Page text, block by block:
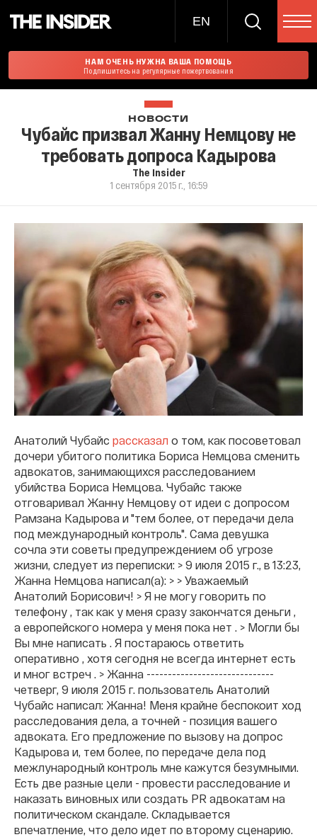
EN
НАМ ОЧЕНЬ НУЖНА ВАША ПОМОЩЬ
Подпишитесь на регулярные пожертвования
НОВОСТИ
Чубайс призвал Жанну Немцову не
требовать допроса Кадырова
The Insider
1 сентября 2015 г., 16:59
Анатолий Чубайс рассказал о том, как посоветовал
дочери убитого политика Бориса Немцова сменить
адвокатов, занимающихся расследованием
убийства Бориса Немцова. Чубайс также
отговаривал Жанну Немцову от идеи с допросом
Рамзана Кадырова и "тем более, от передачи дела
под международный контроль". Сама девушка
сочла эти советы предупреждением об угрозе
жизни, следует из переписки: > 9 июля 2015 г., в 13:23,
Жанна Немцова написал(а): > > Уважаемый
Анатолий Борисович! > Я не могу говорить по
телефону , так как у меня сразу закончатся деньги ,
а европейского номера у меня пока нет . > Могли бы
Вы мне написать . Я постараюсь ответить
оперативно , хотя сегодня не всегда интернет есть
и мног встреч . > Жанна ------------------------------
четверг, 9 июля 2015 г. пользователь Анатолий
Чубайс написал: Жанна! Меня крайне беспокоит ход
расследования дела, а точней - позиция вашего
адвоката. Его предложение по вызову на допрос
Кадырова и, тем более, по передаче дела под
межлународный контроль мне кажутся безумными.
Есть две разные цели - провести расследование и
наказать виновных или создать PR адвокатам на
политическом скандале. Складывается
впечатление, что дело идет по второму сценарию.